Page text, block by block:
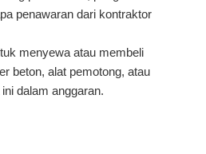
penawaran dari kontraktor
menyewa atau membeli
beton, alat pemotong, atau
dalam anggaran.